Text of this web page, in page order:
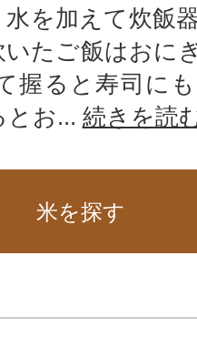
を加えて炊飯
たご飯はおに
握ると寿司に
とお... 続きを読
米を探す